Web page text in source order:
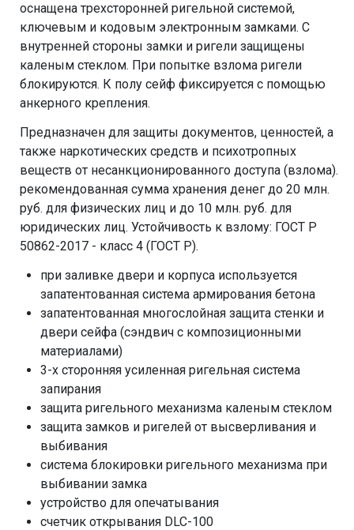
оснащена трехсторонней ригельной системой,
ключевым и кодовым электронным замками. С
внутренней стороны замки и ригели защищены
каленым стеклом. При попытке взлома ригели
блокируются. К полу сейф фиксируется с помощью
анкерного крепления.
Предназначен для защиты документов, ценностей, а
также наркотических средств и психотропных
веществ от несанкционированного доступа (взлома).
рекомендованная сумма хранения денег до 20 млн.
руб. для физических лиц и до 10 млн. руб. для
юридических лиц. Устойчивость к взлому: ГОСТ Р
50862-2017 - класс 4 (ГОСТ Р).
при заливке двери и корпуса используется
запатентованная система армирования бетона
запатентованная многослойная защита стенки и
двери сейфа (сэндвич с композиционными
материалами)
3-х сторонняя усиленная ригельная система
запирания
защита ригельного механизма каленым стеклом
защита замков и ригелей от высверливания и
выбивания
система блокировки ригельного механизма при
выбивании замка
устройство для опечатывания
счетчик открывания DLC-100